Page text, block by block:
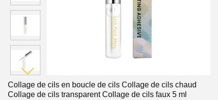
Collage de cils en boucle de cils Collage de cils chaud
Collage de cils transparent Collage de cils faux 5 ml